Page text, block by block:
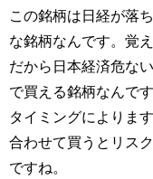
この銘柄は日経が落
な銘柄なんです。覚
だから日本経済危な
で買える銘柄なんです
タイミングによりま
合わせて買うとリス
ですね。